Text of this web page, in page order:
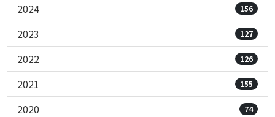
2024 156
2023 127
2022 126
2021 155
2020 74